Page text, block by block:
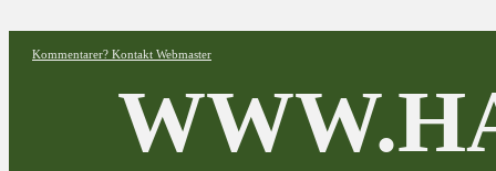
Kommentarer? Kontakt Webmaster